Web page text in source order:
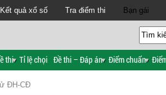
Kết quả xổ số Tra điểm thi Bạn gái
thi Tỉ lệ chọi Đề thi – Đáp án Điểm chuẩn
ĐH-CĐ